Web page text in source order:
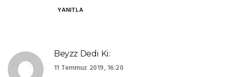
YANITLA
Beyzz Dedi Ki:
11 Temmuz 2019, 16:20